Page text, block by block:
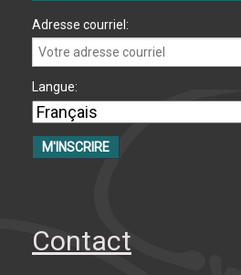
Adresse courriel:
Langue:
Contact